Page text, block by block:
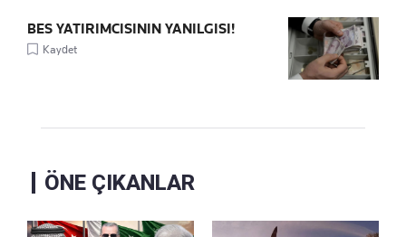
BES YATIRIMCISININ YANILGISI!
Kaydet
ÖNE ÇIKANLAR